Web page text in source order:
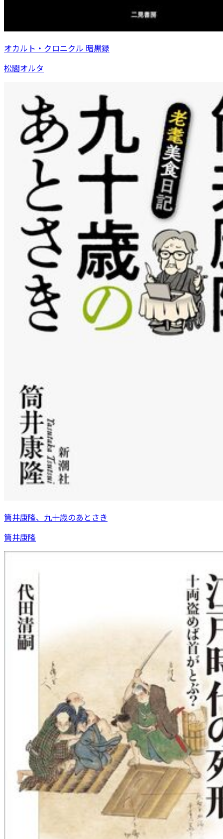
オカルト・クロニクル 暗黒録
松閣オルタ
筒井康隆、九十歳のあとさき
筒井康隆